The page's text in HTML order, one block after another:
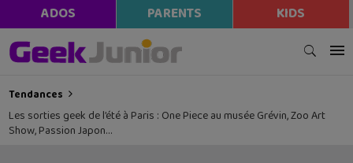
ADOS PARENTS KIDS
Tendances
Les sorties geek de l’été à Paris : One Piece au musée Grévin, Zoo Art
Show, Passion Japon…